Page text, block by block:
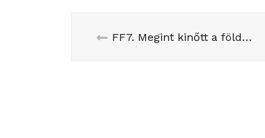
FF7. Megint kinőtt a földből egy villamosvonal…